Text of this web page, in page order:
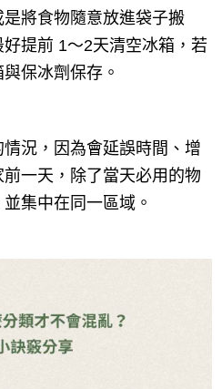
將食物隨意放進袋子搬
提前 1～2天清空冰箱，若
保冰劑保存。
況，因為會延誤時間、增
一天，除了當天必用的物
集中在同一區域。